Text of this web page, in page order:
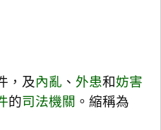
，及內亂 、 外患和妨害
的司法機關 。縮稱為